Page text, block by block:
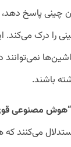
چینی پاسخ
را درک
نمی‌توانند
باشند.
می‌کنند